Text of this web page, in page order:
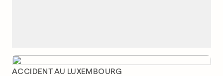
ACCIDENT AU LUXEMBOURG